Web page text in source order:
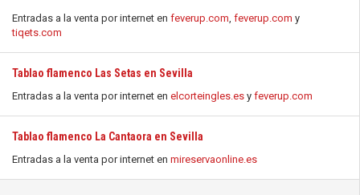
Entradas a la venta por internet en feverup.com, feverup.com y
tiqets.com
Tablao flamenco Las Setas en Sevilla
Entradas a la venta por internet en elcorteingles.es y feverup.com
Tablao flamenco La Cantaora en Sevilla
Entradas a la venta por internet en mireservaonline.es